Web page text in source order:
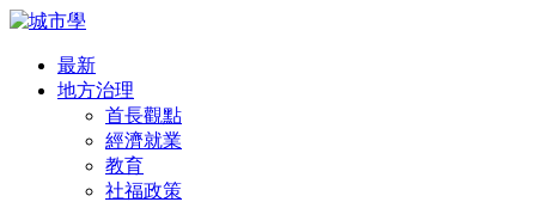
最新
地方治理
首長觀點
經濟就業
教育
社福政策